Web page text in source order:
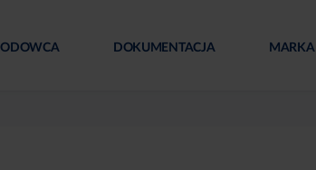
DOKUMENTACJA MARKA